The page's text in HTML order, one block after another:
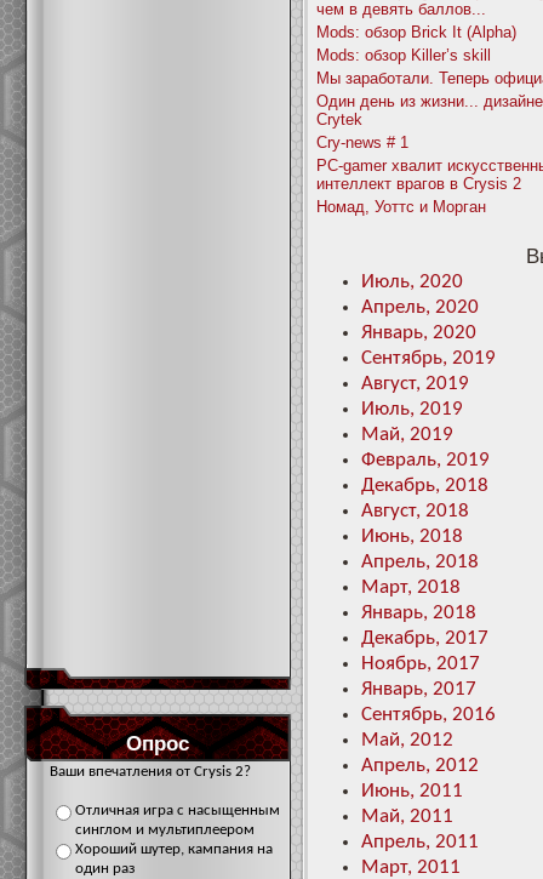
Опрос
Ваши впечатления от Crysis 2?
Отличная игра с насыщенным
синглом и мультиплеером
Хороший шутер, кампания на
один раз
чем в девять баллов...
Mods: обзор Brick It (Alpha)
Mods: обзор Killer’s skill
Мы заработали. Теперь
Один день из жизни...
Crytek
Cry-news # 1
РС-gamer хвалит
интеллект врагов в Crysis 2
Номад, Уоттс и Морган
Июль, 2020
Апрель, 2020
Январь, 2020
Сентябрь, 2019
Август, 2019
Июль, 2019
Май, 2019
Февраль, 2019
Декабрь, 2018
Август, 2018
Июнь, 2018
Апрель, 2018
Март, 2018
Январь, 2018
Декабрь, 2017
Ноябрь, 2017
Январь, 2017
Сентябрь, 2016
Май, 2012
Апрель, 2012
Июнь, 2011
Май, 2011
Апрель, 2011
Март, 2011